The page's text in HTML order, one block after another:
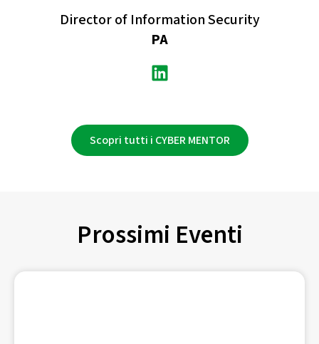
Director of Information Security
PA
Scopri tutti i CYBER MENTOR
Prossimi Eventi